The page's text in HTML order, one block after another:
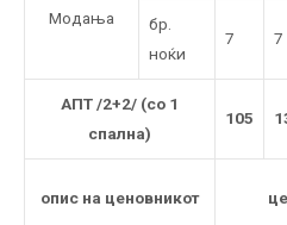
Модања
бр.
ноќи
7 7
АПТ /2+2/ (со 1
спална)
105
опис на ценовникот